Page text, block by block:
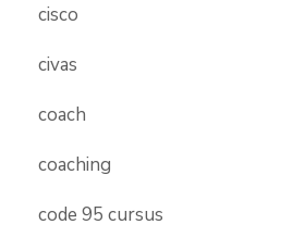
cisco
civas
coach
coaching
code 95 cursus